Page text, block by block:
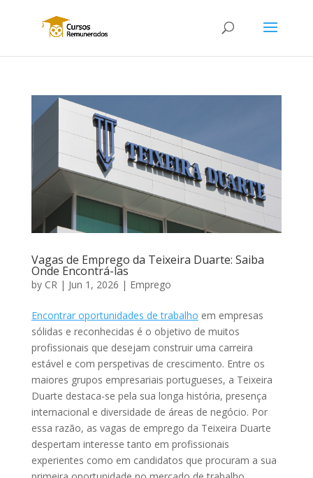
Vagas de Emprego da Teixeira Duarte: Saiba
Onde Encontrá-las
by CR | Jun 1, 2026 | Emprego
Encontrar oportunidades de trabalho em empresas
sólidas e reconhecidas é o objetivo de muitos
profissionais que desejam construir uma carreira
estável e com perspetivas de crescimento. Entre os
maiores grupos empresariais portugueses, a Teixeira
Duarte destaca-se pela sua longa história, presença
internacional e diversidade de áreas de negócio. Por
essa razão, as vagas de emprego da Teixeira Duarte
despertam interesse tanto em profissionais
experientes como em candidatos que procuram a sua